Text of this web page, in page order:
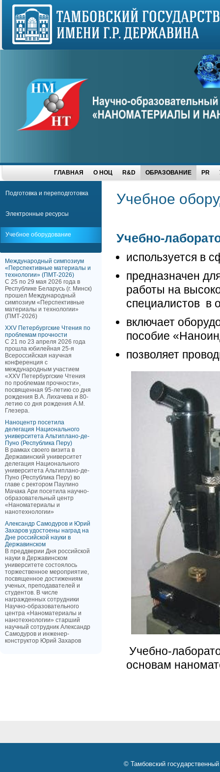
ГЛАВНАЯ О НОЦ R&D ОБРАЗОВАНИЕ PR
Подготовка и переподготовка
Электронные ресурсы
Учебное оборудование
Международный симпозиум
«Перспективные материалы и
технологии» (ПМТ-2026)
С 25 по 29 мая 2026 года в
Республике Беларусь (г. Минск)
прошел Международный
симпозиум «Перспективные
материалы и технологии»
(ПМТ-2026)
XXV Петербургские Чтения по
проблемам прочности
С 21 по 23 апреля 2026 года
прошла юбилейная 25-я
Всероссийская научная
конференция с
международным участием
«XXV Петербургские Чтения
по проблемам прочности»,
посвященная 95-летию со дня
рождения В.А. Лихачева и 80-
летию со дня рождения А.М.
Глезера.
Наноцентр посетила
делегация Национального
университета Альтиплано-де-
Пуно (Республика Перу)
В рамках своего визита в
Державинский университет
делегация Национального
университета Альтиплано-де-
Пуно (Республика Перу) во
главе с ректором Паулино
Мачака Ари посетила научно-
образовательный центр
«Наноматериалы и
нанотехнологии»
Александр Самодуров и Юрий
Захаров удостоены наград на
Дне российской науки в
Державинском
В преддверии Дня российской
науки в Державинском
университете состоялось
торжественное мероприятие,
посвященное достижениям
ученых, преподавателей и
студентов. В числе
награжденных сотрудники
Научно-образовательного
центра «Наноматериалы и
нанотехнологии» старший
научный сотрудник Александр
Самодуров и инженер-
конструктор Юрий Захаров
Учебное
Учебно-
используется в
предназначен
работы на
специалистов в
включает
пособие
позволяет
Учебно-
основам
© Тамбовский